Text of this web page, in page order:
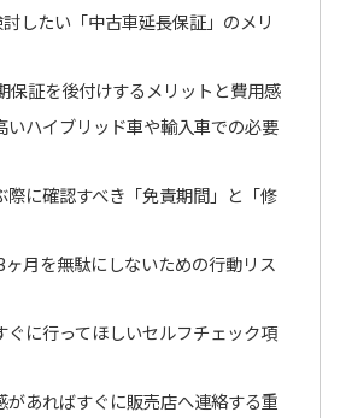
したい「中古車延長保証」のメリ
保証を後付けするメリットと費用感
いハイブリッド車や輸入車での必要
際に確認すべき「免責期間」と「修
月を無駄にしないための行動リス
ぐに行ってほしいセルフチェック項
があればすぐに販売店へ連絡する重